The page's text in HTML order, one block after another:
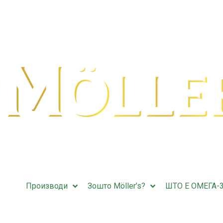
Производи Зошто Möller’s? ШТО Е ОМЕГА-